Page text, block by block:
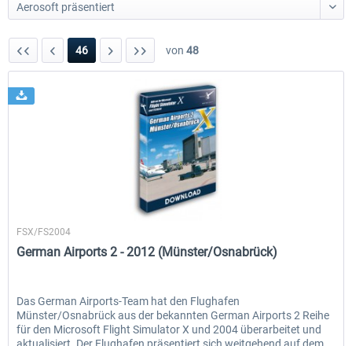
EmergencyDispatcherPro - 24h Free
Trial
0,00 € *
46 von 48
Aerosoft
FSX/FS2004
German Airports 2 - 2012 (Münster/Osnabrück)
Das German Airports-Team hat den Flughafen
Münster/Osnabrück aus der bekannten German Airports 2 Reihe
für den Microsoft Flight Simulator X und 2004 überarbeitet und